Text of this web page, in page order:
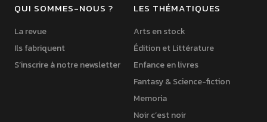
QUI SOMMES-NOUS ?
La revue
Ils fabriquent
S’inscrire à notre newsletter
LES THÉMATIQUES
Arts en stock
Édition et Littérature
Enfance en livres
Fantasy & Science-fiction
Memoria
Noir c’est noir